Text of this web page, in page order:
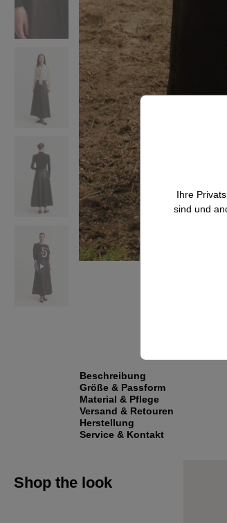
Beschreibung
Größe & Passform
Material & Pflege
Versand & Retouren
Herstellung
Service & Kontakt
Shop the look
Ihre
sind und